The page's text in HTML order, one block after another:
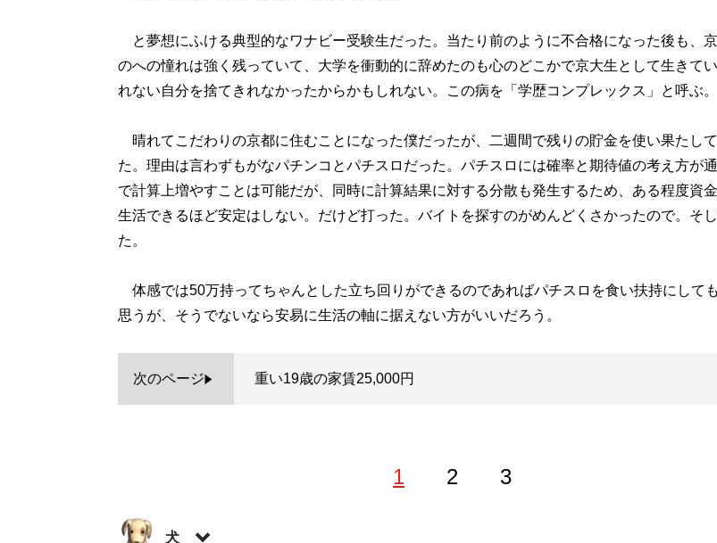
と夢想にふける典型的なワナビー受験生だった。当たり前のように不合格になった後も、
のへの憧れは強く残っていて、大学を衝動的に辞めたのも心のどこかで京大生として生きて
れない自分を捨てきれなかったからかもしれない。この病を「学歴コンプレックス」と呼ぶ。
晴れてこだわりの京都に住むことになった僕だったが、二週間で残りの貯金を使い果たし
た。理由は言わずもがなパチンコとパチスロだった。パチスロには確率と期待値の考え方が
で計算上増やすことは可能だが、同時に計算結果に対する分散も発生するため、ある程度資
生活できるほど安定はしない。だけど打った。バイトを探すのがめんどくさかったので。そ
た。
体感では50万持ってちゃんとした立ち回りができるのであればパチスロを食い扶持にして
思うが、そうでないなら安易に生活の軸に据えない方がいいだろう。
次のページ 重い19歳の家賃25,000円
1 2 3
犬